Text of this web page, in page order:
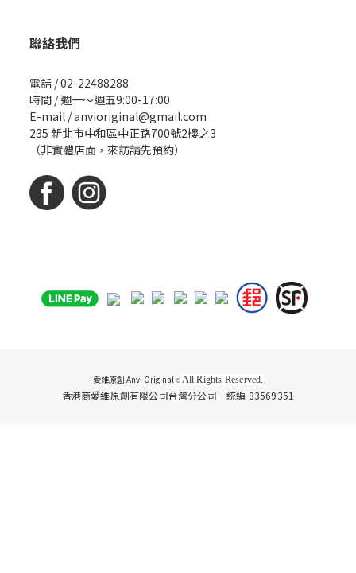
聯絡我們
電話 / 02-22488288
時間 / 週一～週五9:00-17:00
E-mail / anvioriginal@gmail.com
235 新北市中和區中正路700號2樓之3
（非實體店面，來訪請先預約）
愛維原創 Anvi Original © All Rights Reserved.
香港商愛維原創有限公司台灣分公司｜統編 83569351